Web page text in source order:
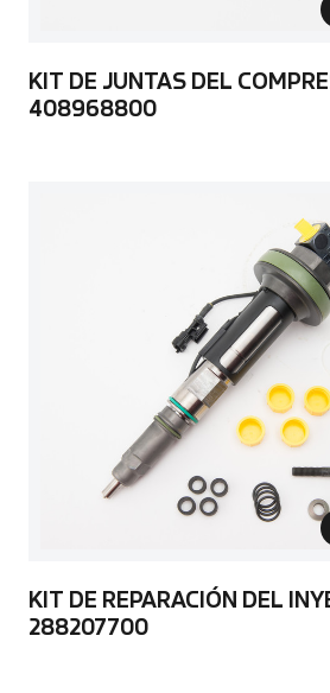
KIT DE JUNTAS DEL
408968800
KIT DE REPARACIÓN DEL
288207700